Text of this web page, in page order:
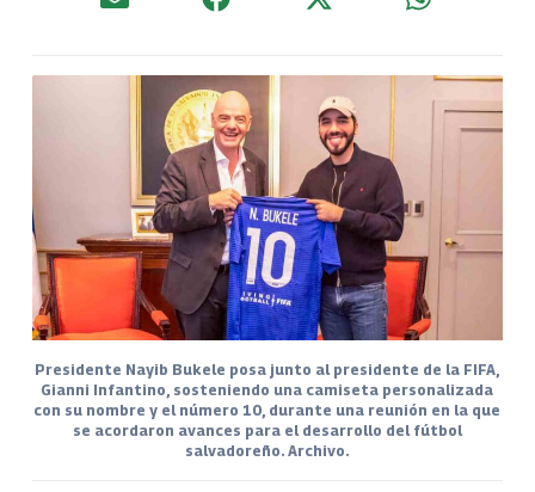
Presidente Nayib Bukele posa junto al presidente de la FIFA,
Gianni Infantino, sosteniendo una camiseta personalizada
con su nombre y el número 10, durante una reunión en la que
se acordaron avances para el desarrollo del fútbol
salvadoreño. Archivo.